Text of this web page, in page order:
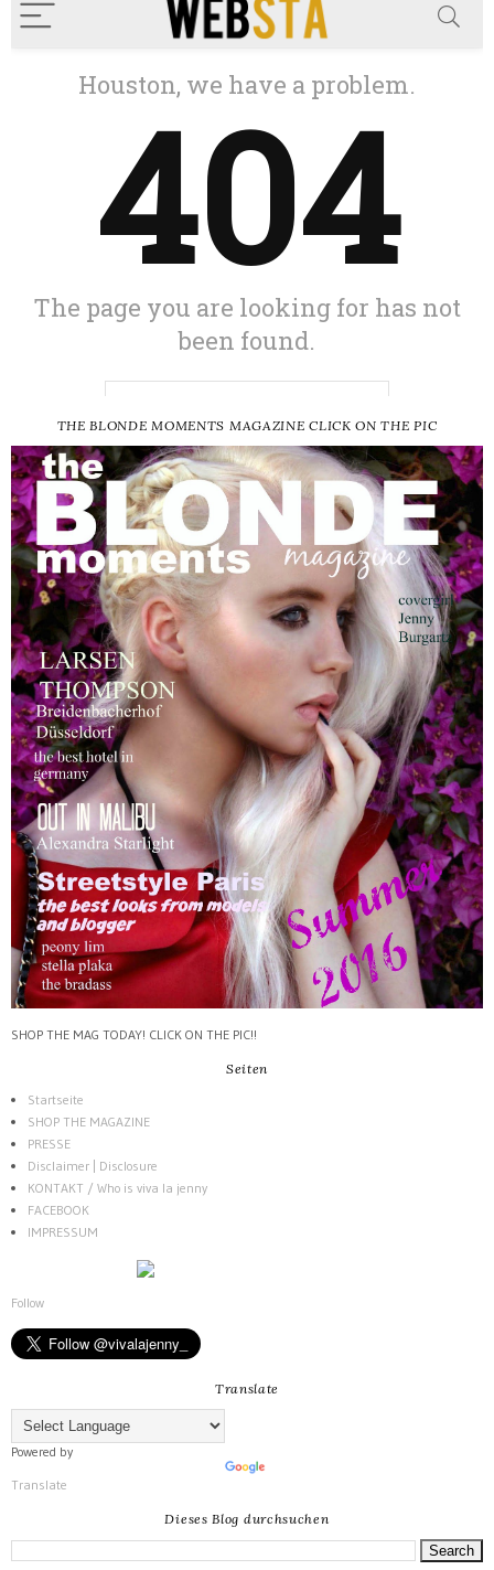
THE BLONDE MOMENTS MAGAZINE CLICK ON THE PIC
SHOP THE MAG TODAY! CLICK ON THE PIC!!
Seiten
Startseite
SHOP THE MAGAZINE
PRESSE
Disclaimer | Disclosure
KONTAKT / Who is viva la jenny
FACEBOOK
IMPRESSUM
Follow
Translate
Powered by
Translate
Dieses Blog durchsuchen